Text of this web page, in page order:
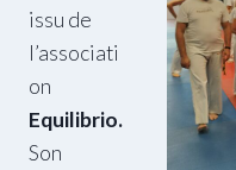
issu de
l’associati
on
Equilibrio.
Son